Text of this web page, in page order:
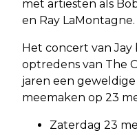
met artiesten als
en Ray LaMontagne.
Het concert van
optredens van The
jaren een
meemaken op 23
Zaterdag 23